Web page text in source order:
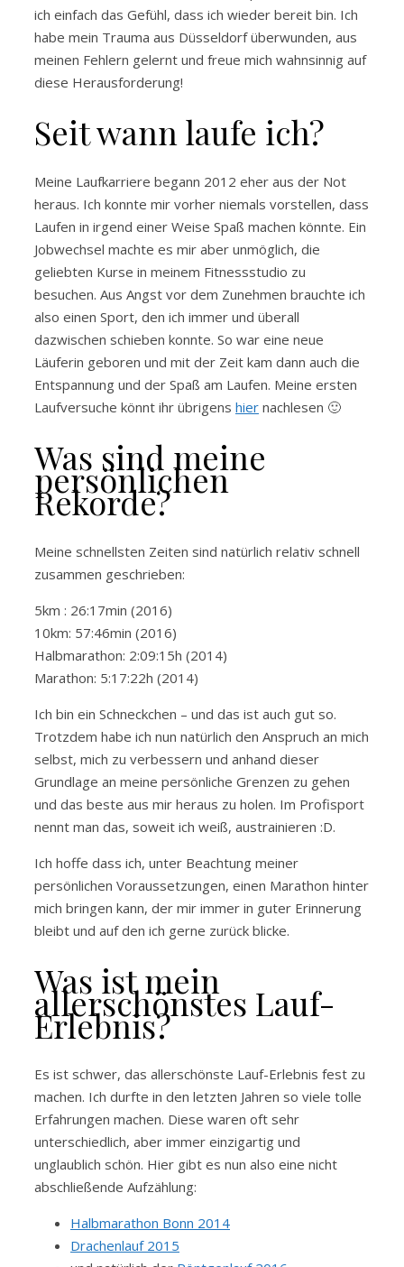
ich einfach das Gefühl, dass ich wieder bereit bin. Ich
habe mein Trauma aus Düsseldorf überwunden, aus
meinen Fehlern gelernt und freue mich wahnsinnig auf
diese Herausforderung!
Seit wann laufe ich?
Meine Laufkarriere begann 2012 eher aus der Not
heraus. Ich konnte mir vorher niemals vorstellen, dass
Laufen in irgend einer Weise Spaß machen könnte. Ein
Jobwechsel machte es mir aber unmöglich, die
geliebten Kurse in meinem Fitnessstudio zu
besuchen. Aus Angst vor dem Zunehmen brauchte ich
also einen Sport, den ich immer und überall
dazwischen schieben konnte. So war eine neue
Läuferin geboren und mit der Zeit kam dann auch die
Entspannung und der Spaß am Laufen. Meine ersten
Laufversuche könnt ihr übrigens hier nachlesen 🙂
Was sind meine
persönlichen
Rekorde?
Meine schnellsten Zeiten sind natürlich relativ schnell
zusammen geschrieben:
5km : 26:17min (2016)
10km: 57:46min (2016)
Halbmarathon: 2:09:15h (2014)
Marathon: 5:17:22h (2014)
Ich bin ein Schneckchen – und das ist auch gut so.
Trotzdem habe ich nun natürlich den Anspruch an mich
selbst, mich zu verbessern und anhand dieser
Grundlage an meine persönliche Grenzen zu gehen
und das beste aus mir heraus zu holen. Im Profisport
nennt man das, soweit ich weiß, austrainieren :D.
Ich hoffe dass ich, unter Beachtung meiner
persönlichen Voraussetzungen, einen Marathon hinter
mich bringen kann, der mir immer in guter Erinnerung
bleibt und auf den ich gerne zurück blicke.
Was ist mein
allerschönstes Lauf-
Erlebnis?
Es ist schwer, das allerschönste Lauf-Erlebnis fest zu
machen. Ich durfte in den letzten Jahren so viele tolle
Erfahrungen machen. Diese waren oft sehr
unterschiedlich, aber immer einzigartig und
unglaublich schön. Hier gibt es nun also eine nicht
abschließende Aufzählung:
Halbmarathon Bonn 2014
Drachenlauf 2015